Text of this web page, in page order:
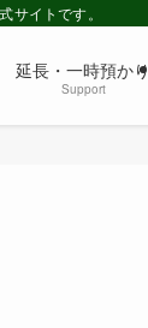
サイトです。
延長・一時預かり
Support